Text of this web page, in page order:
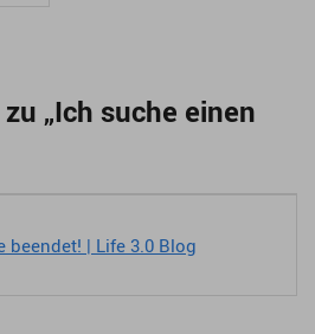
„Ich suche einen
beendet! | Life 3.0 Blog